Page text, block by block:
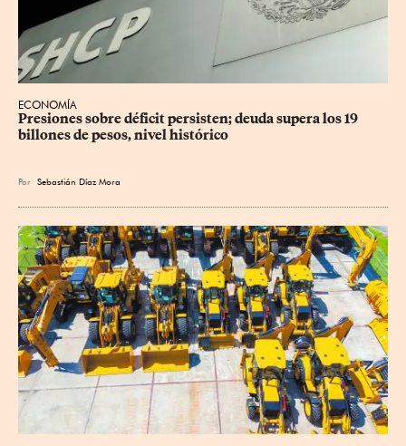
ECONOMÍA
Presiones sobre déficit persisten; deuda supera los 19
billones de pesos, nivel histórico
Por Sebastián Díaz Mora